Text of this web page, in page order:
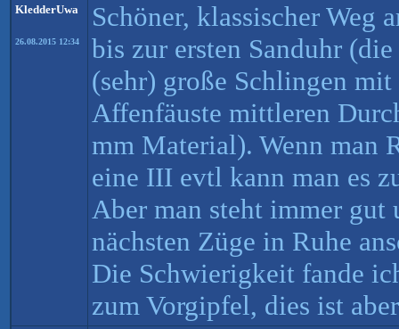
KledderUwa
26.08.2015 12:34
Schöner, klassischer Weg
bis zur ersten Sanduhr
(sehr) große Schlingen
Affenfäuste mittleren
mm Material). Wenn man
eine III evtl kann man es
Aber man steht immer gut
nächsten Züge in Ruhe
Die Schwierigkeit fande
zum Vorgipfel, dies ist